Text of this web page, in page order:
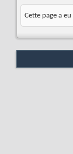
Cette page a eu